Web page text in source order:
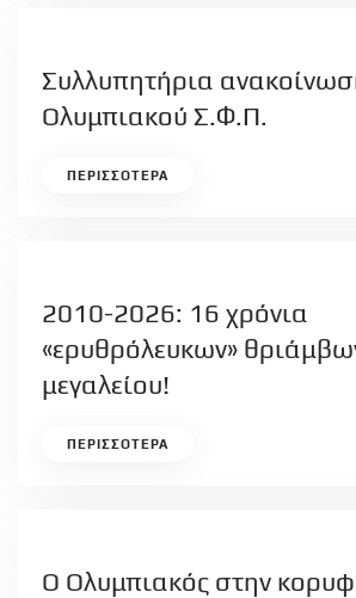
Συλλυπητήρια
Ολυμπιακού Σ.Φ.Π.
ΠΕΡΙΣΣΟΤΕΡΑ
2010-2026: 16 χρόνια
«ερυθρόλευκων»
μεγαλείου!
ΠΕΡΙΣΣΟΤΕΡΑ
Ο Ολυμπιακός στην